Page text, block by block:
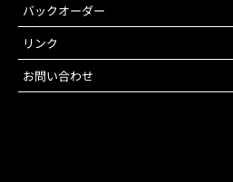
バックオーダー
リンク
お問い合わせ